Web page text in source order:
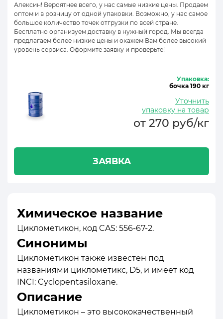
Алексин! Вероятнее всего, у нас самые низкие цены. Продаем
оптом и в розницу от одной упаковки. Возможно, у нас самое
большое количество точек отгрузки по всей стране.
Бесплатно организуем доставку в нужный город. Мы всегда
предлагаем более низкие цены и окажем Вам более высокий
уровень сервиса. Оформите заявку и проверьте!
Упаковка:
бочка 190 кг
Уточнить
упаковку на товар
от 270 руб/кг
ЗАЯВКА
Химическое название
Циклометикон, код CAS: 556-67-2.
Синонимы
Циклометикон также известен под
названиями циклометикс, D5, и имеет код
INCI: Cyclopentasiloxane.
Описание
Циклометикон – это высококачественный